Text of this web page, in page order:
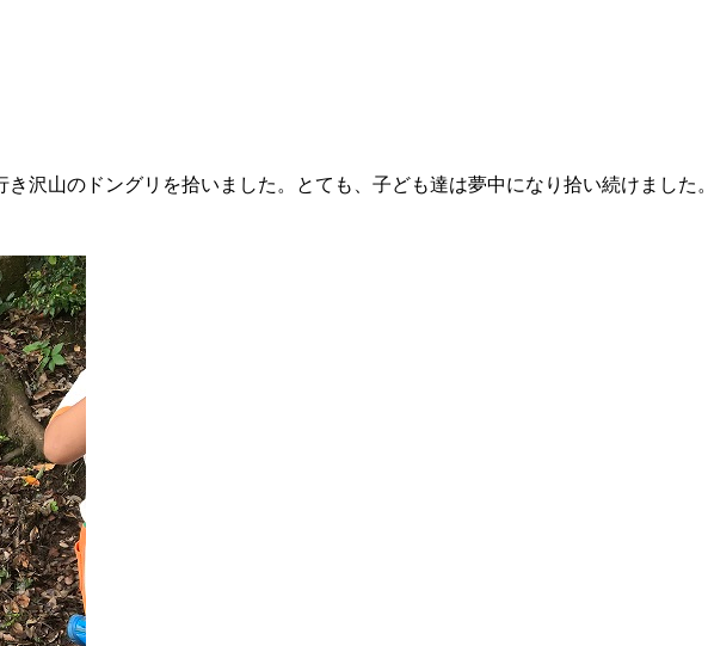
沢山のドングリを拾いました。とても、子ども達は夢中になり拾い続けました。